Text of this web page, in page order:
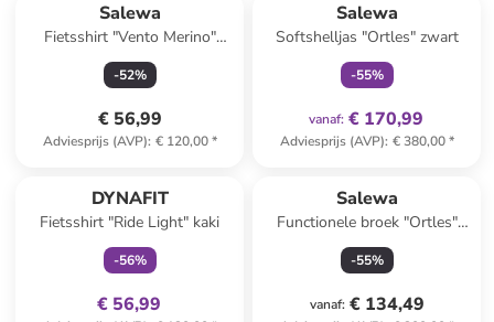
Salewa
Fietsshirt "Vento Merino"
lichtblauw/zwart
-52%
€ 56,99
Adviesprijs (AVP): € 120,00*
Salewa
Softshelljas "Ortles" zwart
-55%
vanaf: € 170,99
Adviesprijs (AVP): € 380,00*
DYNAFIT
Fietsshirt "Ride Light" kaki
-56%
€ 56,99
Salewa
Functionele broek "Ortles"
zwart
-55%
vanaf: € 134,49